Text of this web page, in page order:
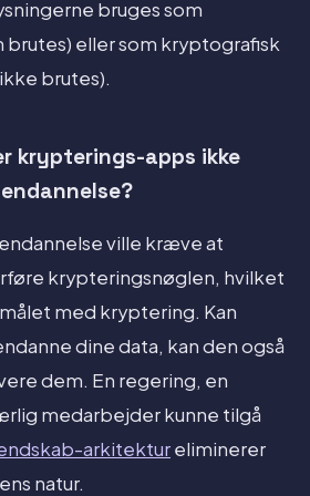
bruges som
brutes) eller som kryptografisk
brutes).
krypterings-apps ikke
ville kræve at
krypteringsnøglen, hvilket
med kryptering. Kan
dine data, kan den også
dem. En regering, en
medarbejder kunne tilgå
arkitektureliminerer
natur.